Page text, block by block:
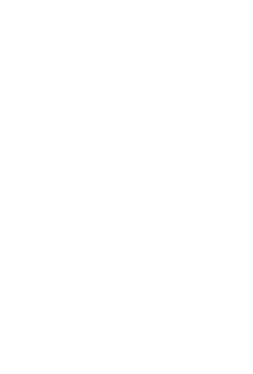
на “Зубной набор в
паста в тубе 6г) с